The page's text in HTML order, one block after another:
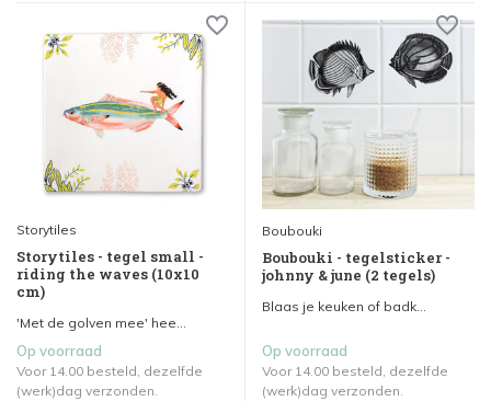
Storytiles
Storytiles - tegel small -
riding the waves (10x10
cm)
'Met de golven mee' hee...
Op voorraad
Voor 14.00 besteld, dezelfde
(werk)dag verzonden.
Boubouki
Boubouki - tegelsticker -
johnny & june (2 tegels)
Blaas je keuken of badk...
Op voorraad
Voor 14.00 besteld, dezelfde
(werk)dag verzonden.